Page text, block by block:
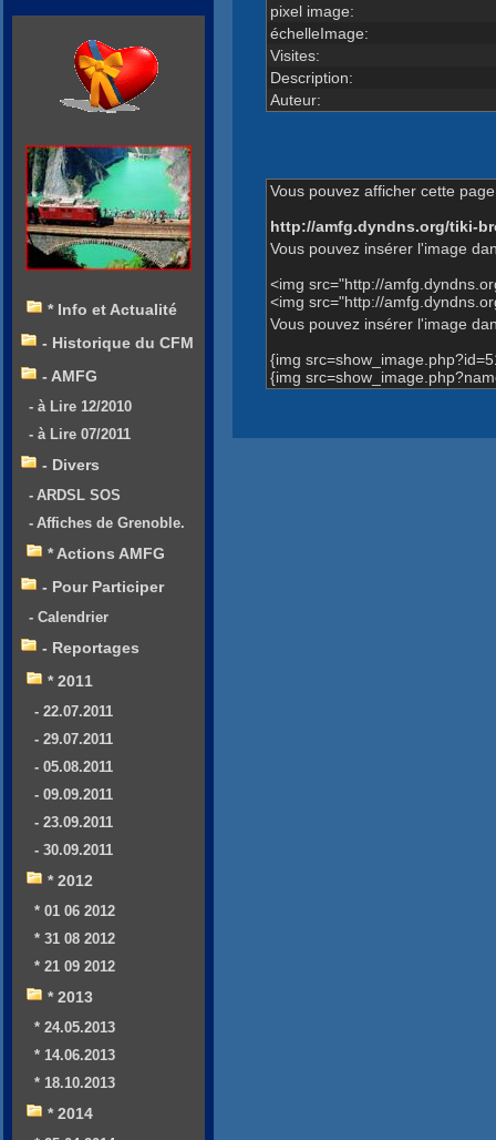
pixel image:
échelleImage:
Visites:
Description:
Auteur:
Vous pouvez afficher cette
http://amfg.dyndns.org/tiki-
Vous pouvez insérer l'image
<img src="http://
<img src="http://
Vous pouvez insérer l'image
{img
{img
* Info et Actualité
- Historique du CFM
- AMFG
- à Lire 12/2010
- à Lire 07/2011
- Divers
- ARDSL SOS
- Affiches de Grenoble.
* Actions AMFG
- Pour Participer
- Calendrier
- Reportages
* 2011
- 22.07.2011
- 29.07.2011
- 05.08.2011
- 09.09.2011
- 23.09.2011
- 30.09.2011
* 2012
* 01 06 2012
* 31 08 2012
* 21 09 2012
* 2013
* 24.05.2013
* 14.06.2013
* 18.10.2013
* 2014